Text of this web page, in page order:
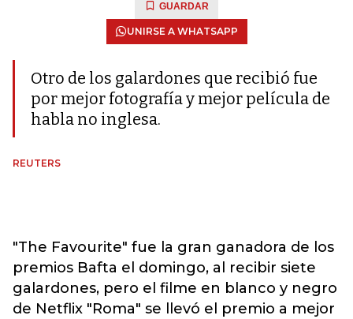
GUARDAR
UNIRSE A WHATSAPP
Otro de los galardones que recibió fue
por mejor fotografía y mejor película de
habla no inglesa.
REUTERS
"The Favourite" fue la gran ganadora de los
premios Bafta el domingo, al recibir siete
galardones, pero el filme en blanco y negro
de Netflix "Roma" se llevó el premio a mejor